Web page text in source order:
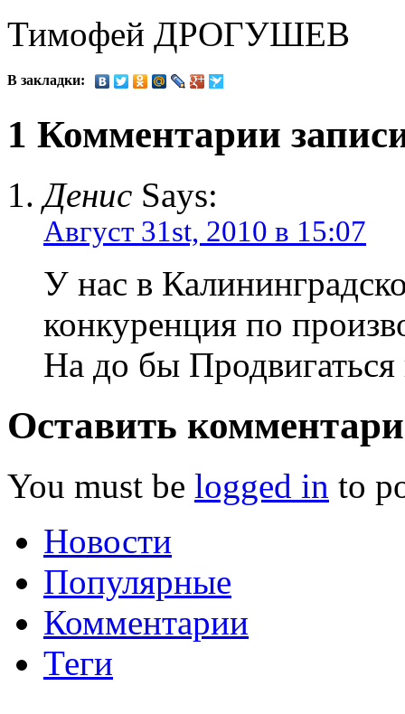
Тимофей ДРОГУШЕВ
В закладки:
1 Комментарии
Денис Says:
Август 31st, 2010 в 15:07
У нас в
конкуренция по
На до бы
Оставить
You must be logged in to
Новости
Популярные
Комментарии
Теги